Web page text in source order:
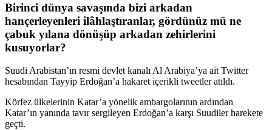
Birinci dünya savaşında bizi arkadan
hançerleyenleri ilâhlaştıranlar, gördünüz mü ne
çabuk yılana dönüşüp arkadan zehirlerini
kusuyorlar?
Suudi Arabistan’ın resmi devlet kanalı Al Arabiya’ya ait Twitter
hesabından Tayyip Erdoğan’a hakaret içerikli tweetler atıldı.
Körfez ülkelerinin Katar’a yönelik ambargolarının ardından
Katar’ın yanında tavır sergileyen Erdoğan’a karşı Suudiler harekete
geçti.